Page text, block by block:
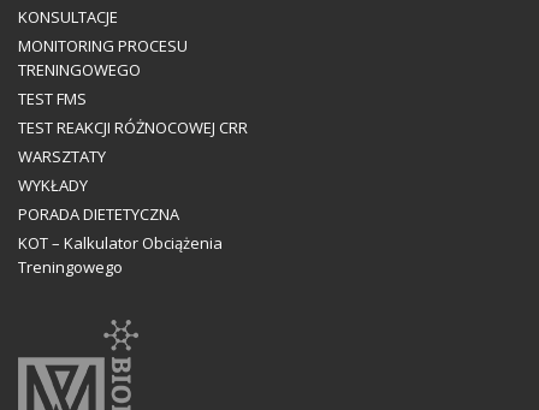
KONSULTACJE
MONITORING PROCESU
TRENINGOWEGO
TEST FMS
TEST REAKCJI RÓŻNOCOWEJ CRR
WARSZTATY
WYKŁADY
PORADA DIETETYCZNA
KOT – Kalkulator Obciążenia
Treningowego